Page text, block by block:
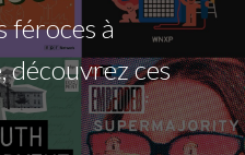
féroces à
découvrez ces